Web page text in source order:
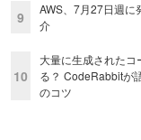
9
AWS、7月27日週に
介
10
大量に生成された
る？ CodeRabbitが
のコツ